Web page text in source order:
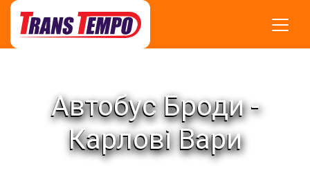
Автобус Броди -
Карлові Вари